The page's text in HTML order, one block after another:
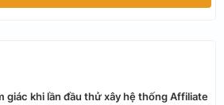
giác khi lần đầu thử xây hệ thống Affiliate